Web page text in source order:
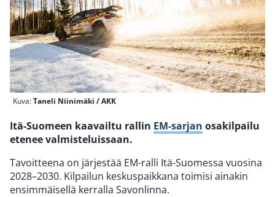
Kuva:Taneli Niinimäki / AKK
Itä-Suomeen kaavailtu rallin EM-sarjan osakilpailu
etenee valmisteluissaan.
Tavoitteena on järjestää EM-ralli Itä-Suomessa vuosina
2028–2030. Kilpailun keskuspaikkana toimisi ainakin
ensimmäisellä kerralla Savonlinna.